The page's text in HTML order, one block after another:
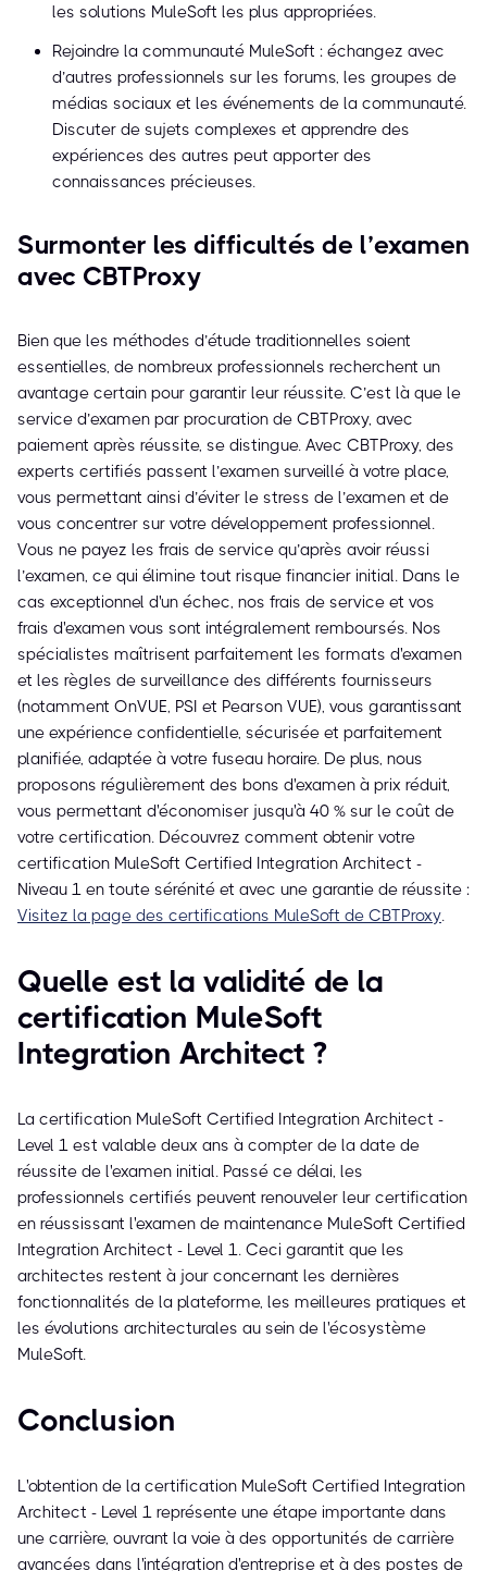
les solutions MuleSoft les plus appropriées.
Rejoindre la communauté MuleSoft : échangez avec
d’autres professionnels sur les forums, les groupes de
médias sociaux et les événements de la communauté.
Discuter de sujets complexes et apprendre des
expériences des autres peut apporter des
connaissances précieuses.
Surmonter les difficultés de l’examen
avec CBTProxy
Bien que les méthodes d’étude traditionnelles soient
essentielles, de nombreux professionnels recherchent un
avantage certain pour garantir leur réussite. C’est là que le
service d’examen par procuration de CBTProxy, avec
paiement après réussite, se distingue. Avec CBTProxy, des
experts certifiés passent l’examen surveillé à votre place,
vous permettant ainsi d’éviter le stress de l’examen et de
vous concentrer sur votre développement professionnel.
Vous ne payez les frais de service qu’après avoir réussi
l’examen, ce qui élimine tout risque financier initial. Dans le
cas exceptionnel d'un échec, nos frais de service et vos
frais d'examen vous sont intégralement remboursés. Nos
spécialistes maîtrisent parfaitement les formats d'examen
et les règles de surveillance des différents fournisseurs
(notamment OnVUE, PSI et Pearson VUE), vous garantissant
une expérience confidentielle, sécurisée et parfaitement
planifiée, adaptée à votre fuseau horaire. De plus, nous
proposons régulièrement des bons d'examen à prix réduit,
vous permettant d'économiser jusqu'à 40 % sur le coût de
votre certification. Découvrez comment obtenir votre
certification MuleSoft Certified Integration Architect -
Niveau 1 en toute sérénité et avec une garantie de réussite :
Visitez la page des certifications MuleSoft de CBTProxy.
Quelle est la validité de la
certification MuleSoft
Integration Architect ?
La certification MuleSoft Certified Integration Architect -
Level 1 est valable deux ans à compter de la date de
réussite de l'examen initial. Passé ce délai, les
professionnels certifiés peuvent renouveler leur certification
en réussissant l'examen de maintenance MuleSoft Certified
Integration Architect - Level 1. Ceci garantit que les
architectes restent à jour concernant les dernières
fonctionnalités de la plateforme, les meilleures pratiques et
les évolutions architecturales au sein de l'écosystème
MuleSoft.
Conclusion
L'obtention de la certification MuleSoft Certified Integration
Architect - Level 1 représente une étape importante dans
une carrière, ouvrant la voie à des opportunités de carrière
avancées dans l'intégration d'entreprise et à des postes de